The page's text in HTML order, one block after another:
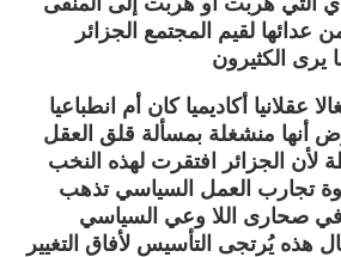
لقيم المجتمع الجزائر
عقلانيا أكاديميا كان أم انطباعيا
أنها منشغلة بمسألة قلق العقل
لأن الجزائر افتقرت لهذه النخب
تجارب العمل السياسي تذهب
في صحارى اللا وعي السياسي
هذه يُرتجى التأسيس لأفاق التغيير